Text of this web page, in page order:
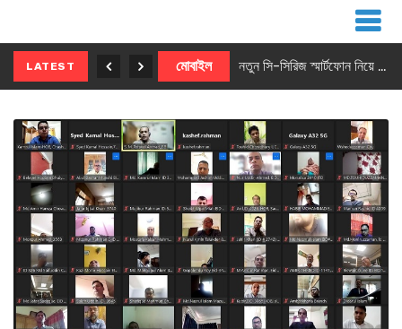
LATEST মোবাইল নতুন সি-সিরিজ স্মার্টফোন নিয়ে আসছে রিয়েলমি